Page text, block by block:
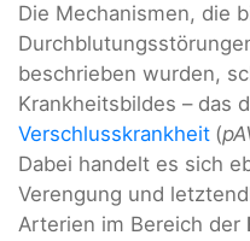
Die Mechanismen, die
beschrieben wurden,
Krankheitsbildes – das
Verschlusskrankheit (
Dabei handelt es sich
Verengung und
Arterien im Bereich der